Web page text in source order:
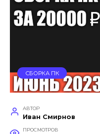
СБОРКА ПК
АВТОР
Иван Смирнов
ПРОСМОТРОВ